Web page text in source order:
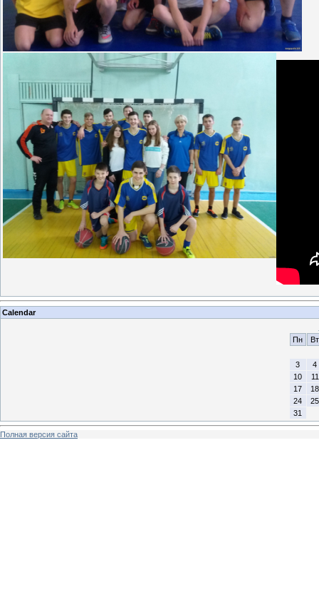
Calendar
Пн
Вт
3
4
10
11
17
18
24
25
31
Полная версия сайта